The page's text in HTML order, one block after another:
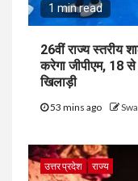
1 min read
26वीं राज्य स्तरीय
करेगा जीपीएम, 18
खिलाड़ी
53 mins ago
उत्तर प्रदेश राज्य